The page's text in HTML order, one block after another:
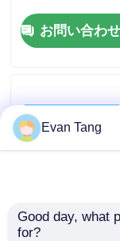
品質管理
引金 を 求め て
国際的な貨物
国境を越えた調
お問い合わ
アメリカ ドアツ
Evan Tang
Good day, what
for?